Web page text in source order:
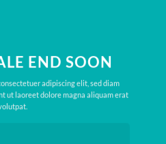
END SOON
adipiscing elit, sed diam
ut laoreet dolore magna aliquam erat